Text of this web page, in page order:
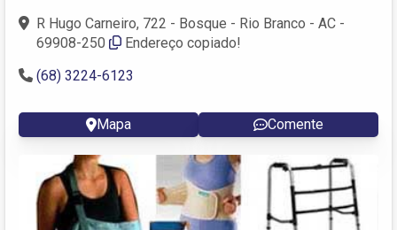
R Hugo Carneiro, 722 - Bosque - Rio Branco - AC -
69908-250
Endereço copiado!
(68) 3224-6123
Mapa Comente